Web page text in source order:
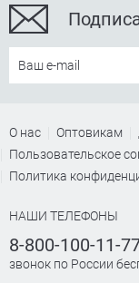
О нас Оптовикам
Пользовательское
Политика
НАШИ ТЕЛЕФОНЫ
8-800-100-11-
звонок по России